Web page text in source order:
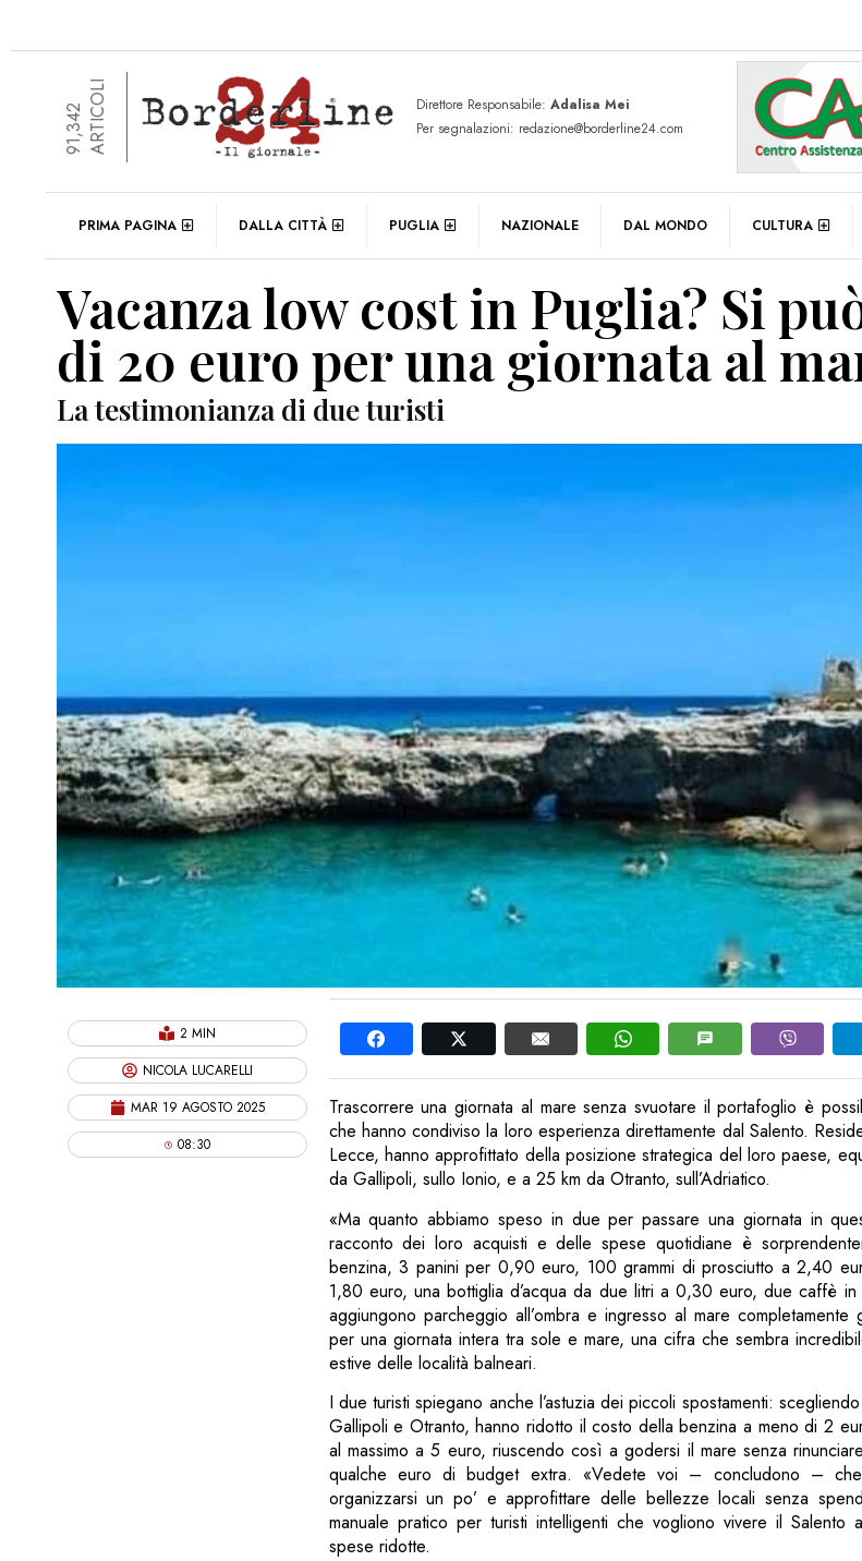
91,342ARTICOLI Direttore Responsabile: Adalisa Mei
Per segnalazioni: redazione@borderline24.com
PRIMA PAGINA DALLA CITTÀ PUGLIA NAZIONALE DAL MONDO CULTURA
Vacanza low cost in Puglia? Si
di 20 euro per una giornata al
La testimonianza di due turisti
2 MIN
NICOLA LUCARELLI
MAR 19 AGOSTO 2025
08:30
Trascorrere una giornata al mare senza svuotare il portafoglio è
che hanno condiviso la loro esperienza direttamente dal Salento.
Lecce, hanno approfittato della posizione strategica del loro paese,
da Gallipoli, sullo Ionio, e a 25 km da Otranto, sull’Adriatico.
«Ma quanto abbiamo speso in due per passare una giornata in
racconto dei loro acquisti e delle spese quotidiane è
benzina, 3 panini per 0,90 euro, 100 grammi di prosciutto a 2,40
1,80 euro, una bottiglia d’acqua da due litri a 0,30 euro, due caffè
aggiungono parcheggio all’ombra e ingresso al mare
per una giornata intera tra sole e mare, una cifra che sembra
estive delle località balneari.
I due turisti spiegano anche l’astuzia dei piccoli spostamenti:
Gallipoli e Otranto, hanno ridotto il costo della benzina a meno di 2
al massimo a 5 euro, riuscendo così a godersi il mare senza
qualche euro di budget extra. «Vedete voi – concludono –
organizzarsi un po’ e approfittare delle bellezze locali senza
manuale pratico per turisti intelligenti che vogliono vivere il Salento
spese ridotte.